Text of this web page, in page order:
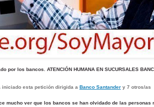
por los bancos. ATENCIÓN HUMANA EN SUCURSALES
iniciado esta petición dirigida a Banco Santandery 7 otros/as
mucho ver que los bancos se han olvidado de las personas